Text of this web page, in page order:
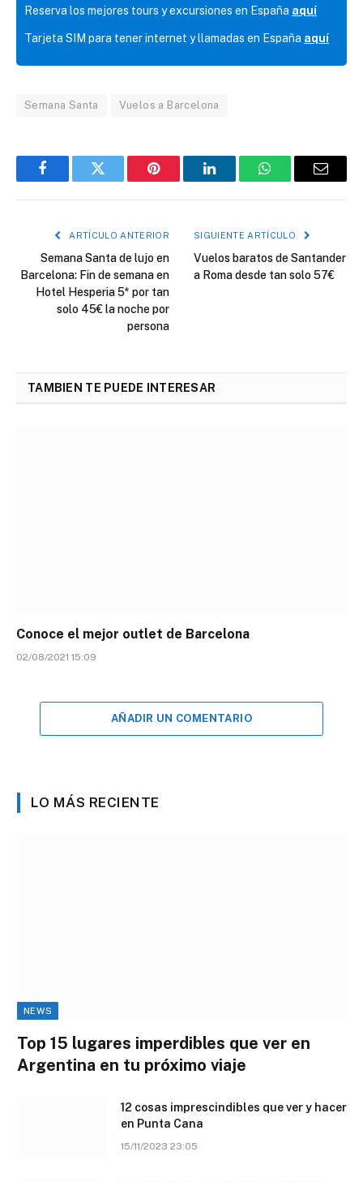
Reserva los mejores tours y excursiones en España aquí
Tarjeta SIM para tener internet y llamadas en España aquí
Semana Santa Vuelos a Barcelona
FacebookTwitter Pinterest LinkedInWhatsAppCorreo
ARTÍCULO ANTERIOR
Semana Santa de lujo en
Barcelona: Fin de semana en
Hotel Hesperia 5* por tan
solo 45€ la noche por
persona
SIGUIENTE ARTÍCULO
Vuelos baratos de Santander
a Roma desde tan solo 57€
TAMBIEN TE PUEDE INTERESAR
Conoce el mejor outlet de Barcelona
02/08/2021 15:09
AÑADIR UN COMENTARIO
LO MÁS RECIENTE
NEWS
Top 15 lugares imperdibles que ver en
Argentina en tu próximo viaje
12 cosas imprescindibles que ver y hacer
en Punta Cana
15/11/2023 23:05